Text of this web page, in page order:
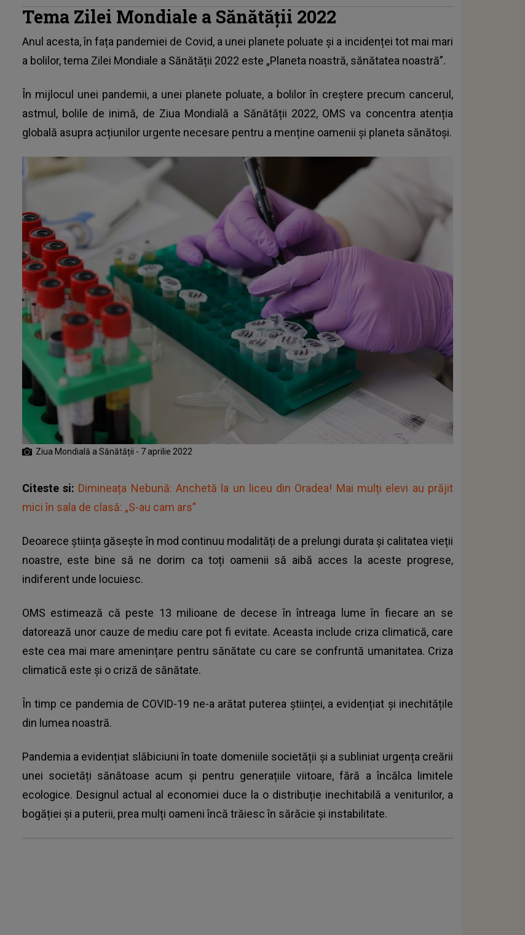
Tema Zilei Mondiale a Sănătății 2022
Anul acesta, în fața pandemiei de Covid, a unei planete poluate și a incidenței tot mai mari
a bolilor, tema Zilei Mondiale a Sănătății 2022 este „Planeta noastră, sănătatea noastră”.
În mijlocul unei pandemii, a unei planete poluate, a bolilor în creștere precum cancerul,
astmul, bolile de inimă, de Ziua Mondială a Sănătății 2022, OMS va concentra atenția
globală asupra acțiunilor urgente necesare pentru a menține oamenii și planeta sănătoși.
Ziua Mondială a Sănătății - 7 aprilie 2022
Citeste si: Dimineața Nebună: Anchetă la un liceu din Oradea! Mai mulți elevi au prăjit
mici în sala de clasă: „S-au cam ars”
Deoarece știința găsește în mod continuu modalități de a prelungi durata și calitatea vieții
noastre, este bine să ne dorim ca toți oamenii să aibă acces la aceste progrese,
indiferent unde locuiesc.
OMS estimează că peste 13 milioane de decese în întreaga lume în fiecare an se
datorează unor cauze de mediu care pot fi evitate. Aceasta include criza climatică, care
este cea mai mare amenințare pentru sănătate cu care se confruntă umanitatea. Criza
climatică este și o criză de sănătate.
În timp ce pandemia de COVID-19 ne-a arătat puterea științei, a evidențiat și inechitățile
din lumea noastră.
Pandemia a evidențiat slăbiciuni în toate domeniile societății și a subliniat urgența creării
unei societăți sănătoase acum și pentru generațiile viitoare, fără a încălca limitele
ecologice. Designul actual al economiei duce la o distribuție inechitabilă a veniturilor, a
bogăției și a puterii, prea mulți oameni încă trăiesc în sărăcie și instabilitate.